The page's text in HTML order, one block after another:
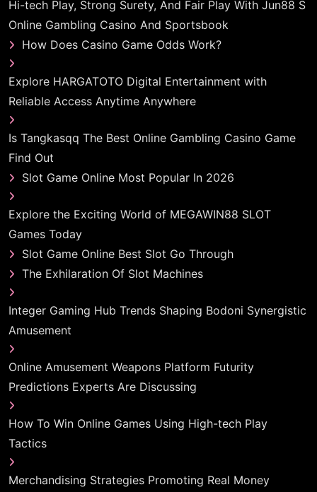
Hi-tech Play, Strong Surety, And Fair Play With Jun88 S
Online Gambling Casino And Sportsbook
How Does Casino Game Odds Work?
Explore HARGATOTO Digital Entertainment with
Reliable Access Anytime Anywhere
Is Tangkasqq The Best Online Gambling Casino Game
Find Out
Slot Game Online Most Popular In 2026
Explore the Exciting World of MEGAWIN88 SLOT
Games Today
Slot Game Online Best Slot Go Through
The Exhilaration Of Slot Machines
Integer Gaming Hub Trends Shaping Bodoni Synergistic
Amusement
Online Amusement Weapons Platform Futurity
Predictions Experts Are Discussing
How To Win Online Games Using High-tech Play
Tactics
Merchandising Strategies Promoting Real Money